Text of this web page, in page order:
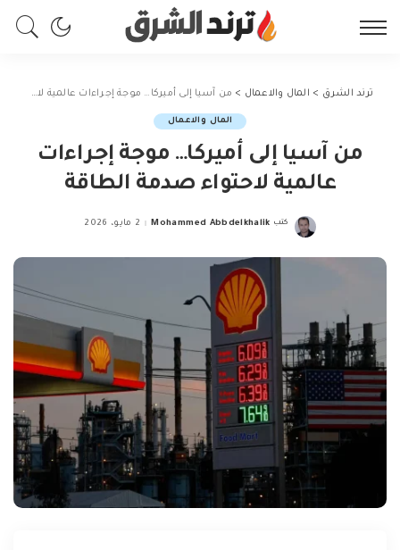
ترند الشرق > المال والاعمال > من آسيا إلى أميركا… موجة إجراءات عالمية لاحتواء صدمة الطاقة
المال والاعمال
من آسيا إلى أميركا… موجة إجراءات
عالمية لاحتواء صدمة الطاقة
Posted
كتب Mohammed Abbdelkhalik 2 مايو، 2026